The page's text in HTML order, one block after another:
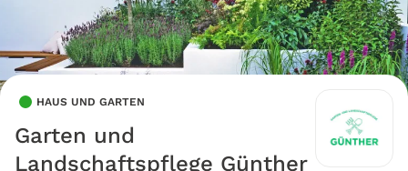
HAUS UND GARTEN
Garten und
Landschaftspflege Günther